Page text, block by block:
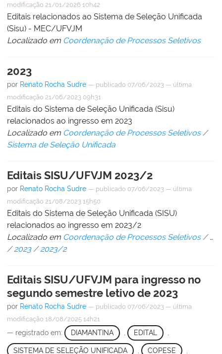
modificação 21/01/2026 10h42
Editais relacionados ao Sistema de Seleção Unificada
(Sisu) - MEC/UFVJM
Localizado em Coordenação de Processos Seletivos
2023
por Renato Rocha Sudre — publicado 07/06/2023 — última
modificação 21/06/2023 09h31
Editais do Sistema de Seleção Unificada (Sisu)
relacionados ao ingresso em 2023
Localizado em Coordenação de Processos Seletivos /
Sistema de Seleção Unificada
Editais SISU/UFVJM 2023/2
por Renato Rocha Sudre — publicado 07/06/2023 — última
modificação 21/08/2023 15h50
Editais do Sistema de Seleção Unificada (SISU)
relacionados ao ingresso em 2023/2
Localizado em Coordenação de Processos Seletivos /…
/2023 /2023/2
Editais SISU/UFVJM para ingresso no
segundo semestre letivo de 2023
por Renato Rocha Sudre — publicado 07/06/2023 — última
modificação 18/08/2025 14h21
— registrado em: DIAMANTINA , EDITAL ,
SISTEMA DE SELEÇÃO UNIFICADA COPESE